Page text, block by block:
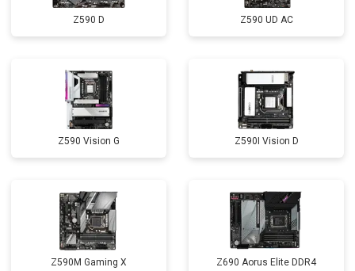
Z590 D Z590 UD AC
Z590 Vision G Z590I Vision D
Z590M Gaming X Z690 Aorus Elite DDR4